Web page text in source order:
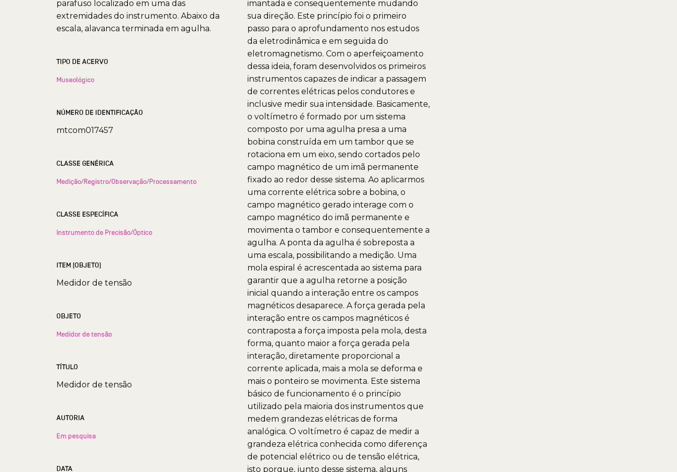
parafuso localizado em uma das
extremidades do instrumento. Abaixo da
escala, alavanca terminada em agulha.
TIPO DE ACERVO
Museológico
NÚMERO DE IDENTIFICAÇÃO
mtcom017457
CLASSE GENÉRICA
Medição/Registro/Observação/Processamento
CLASSE ESPECÍFICA
Instrumento de Precisão/Óptico
ITEM (OBJETO)
Medidor de tensão
OBJETO
Medidor de tensão
TÍTULO
Medidor de tensão
AUTORIA
Em pesquisa
DATA
imantada e consequentemente mudando
sua direção. Este princípio foi o primeiro
passo para o aprofundamento nos estudos
da eletrodinâmica e em seguida do
eletromagnetismo. Com o aperfeiçoamento
dessa ideia, foram desenvolvidos os primeiros
instrumentos capazes de indicar a passagem
de correntes elétricas pelos condutores e
inclusive medir sua intensidade. Basicamente,
o voltímetro é formado por um sistema
composto por uma agulha presa a uma
bobina construída em um tambor que se
rotaciona em um eixo, sendo cortados pelo
campo magnético de um imã permanente
fixado ao redor desse sistema. Ao aplicarmos
uma corrente elétrica sobre a bobina, o
campo magnético gerado interage com o
campo magnético do imã permanente e
movimenta o tambor e consequentemente a
agulha. A ponta da agulha é sobreposta a
uma escala, possibilitando a medição. Uma
mola espiral é acrescentada ao sistema para
garantir que a agulha retorne a posição
inicial quando a interação entre os campos
magnéticos desaparece. A força gerada pela
interação entre os campos magnéticos é
contraposta a força imposta pela mola, desta
forma, quanto maior a força gerada pela
interação, diretamente proporcional a
corrente aplicada, mais a mola se deforma e
mais o ponteiro se movimenta. Este sistema
básico de funcionamento é o princípio
utilizado pela maioria dos instrumentos que
medem grandezas elétricas de forma
analógica. O voltímetro é capaz de medir a
grandeza elétrica conhecida como diferença
de potencial elétrico ou de tensão elétrica,
isto porque, junto desse sistema, alguns